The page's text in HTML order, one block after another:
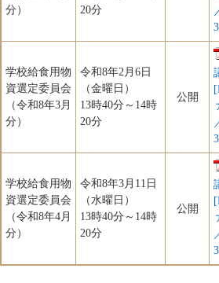
分）
20分
学校給食用物
資選定委員会
（令和8年3月
分）
令和8年2月6日
（金曜日）
13時40分～14時
20分
公開
学校給食用物
資選定委員会
（令和8年4月
分）
令和8年3月11日
（水曜日）
13時40分～14時
20分
公開